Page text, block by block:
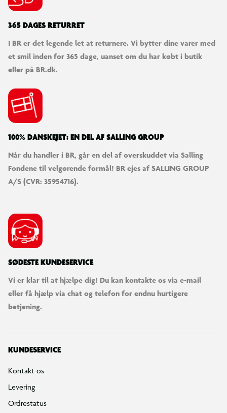
365 DAGES RETURRET
I BR er det legende let at returnere. Vi bytter dine varer med
et smil inden for 365 dage, uanset om du har købt i butik
eller på BR.dk.
100% DANSKEJET: EN DEL AF SALLING GROUP
Når du handler i BR, går en del af overskuddet via Salling
Fondene til velgørende formål! BR ejes af SALLING GROUP
A/S (CVR: 35954716).
SØDESTE KUNDESERVICE
Vi er klar til at hjælpe dig! Du kan kontakte os via e-mail
eller få hjælp via chat og telefon for endnu hurtigere
betjening.
KUNDESERVICE
Kontakt os
Levering
Ordrestatus